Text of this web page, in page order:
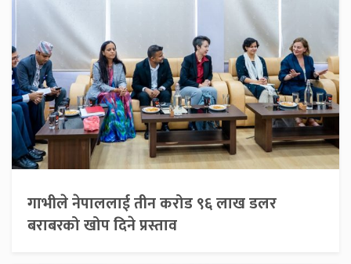
गाभीले नेपाललाई तीन करोड ९६ लाख डलर
बराबरको खोप दिने प्रस्ताव